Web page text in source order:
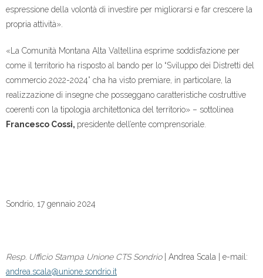
espressione della volontà di investire per migliorarsi e far crescere la
propria attività».
«La Comunità Montana Alta Valtellina esprime soddisfazione per
come il territorio ha risposto al bando per lo “Sviluppo dei Distretti del
commercio 2022-2024” cha ha visto premiare, in particolare, la
realizzazione di insegne che posseggano caratteristiche costruttive
coerenti con la tipologia architettonica del territorio» – sottolinea
Francesco Cossi, presidente dell’ente comprensoriale.
Sondrio, 17 gennaio 2024
Resp. Ufficio Stampa Unione CTS Sondrio
| Andrea Scala | e-mail:
andrea.scala@unione.sondrio.it